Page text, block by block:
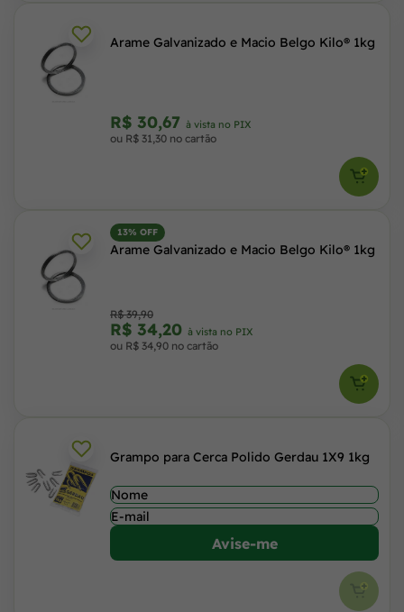
Arame Galvanizado e Macio Belgo Kilo® 1kg
R$ 30,67 à vista no PIX
ou R$ 31,30 no cartão
13% OFF
Arame Galvanizado e Macio Belgo Kilo® 1kg
R$ 39,90
R$ 34,20 à vista no PIX
ou R$ 34,90 no cartão
Grampo para Cerca Polido Gerdau 1X9 1kg
Avise-me